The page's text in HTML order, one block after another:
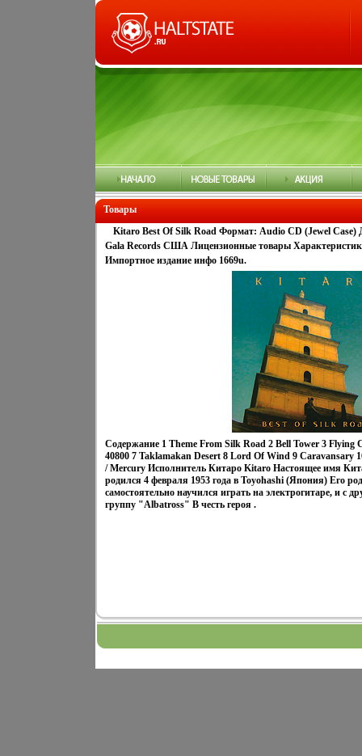
Товары
Kitaro Best Of Silk Road Формат: Audio CD (Jewel Case)
Gala Records США Лицензионные товары
Импортное издание инфо 1669u.
Содержание 1 Theme From Silk Road 2 Bell Tower 3 Flying
40800 7 Taklamakan Desert 8 Lord Of Wind 9
/ Mercury Исполнитель Китаро Kitaro Настоящее имя
родился 4 февраля 1953 года в Toyohashi (Япония) Его
самостоятельно научился играть на электрогитаре, и с
группу "Albatross" В честь героя .